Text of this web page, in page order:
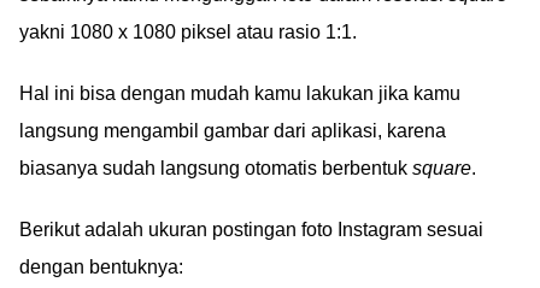
yakni 1080 x 1080 piksel atau rasio 1:1.
Hal ini bisa dengan mudah kamu lakukan jika kamu
langsung mengambil gambar dari aplikasi, karena
biasanya sudah langsung otomatis berbentuk square.
Berikut adalah ukuran postingan foto Instagram sesuai
dengan bentuknya: